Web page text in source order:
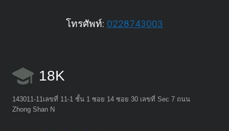
โทรศัพท์: 0228743003
18K
143011-11เลขที่ 11-1 ชั้น 1 ซอย 14 ซอย 30 เลขที่ Sec 7 ถนน
Zhong Shan N